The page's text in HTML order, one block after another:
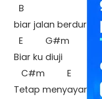
  B
biar jalan berduri
  E         G#m
Biar ku diuji
   C#m         E
Tetap menyayangi